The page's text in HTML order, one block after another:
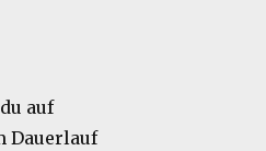
auf
Dauerlauf